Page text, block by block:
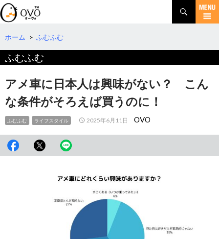
検
索
コ
テ
へ
移
ホーム > ふむふむ
ふむふむ
アメ車に日本人は興味がない？ こん
な条件がそろえば買うのに！
ふむふむ ライフスタイル 2025年6月11日 OVO